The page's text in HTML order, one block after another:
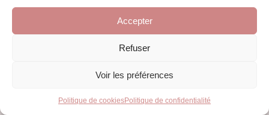
Accepter
Refuser
Voir les préférences
Politique de cookiesPolitique de confidentialité
recettes de pâtisserie et plats de saison depuis 2005. Plus de
500 recettes approuvées pour régaler petits et grands !